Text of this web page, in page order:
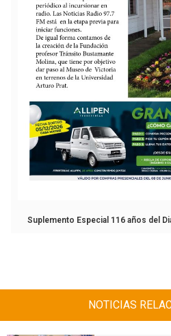
Suplemento Especial 116 años del
NOTICIAS